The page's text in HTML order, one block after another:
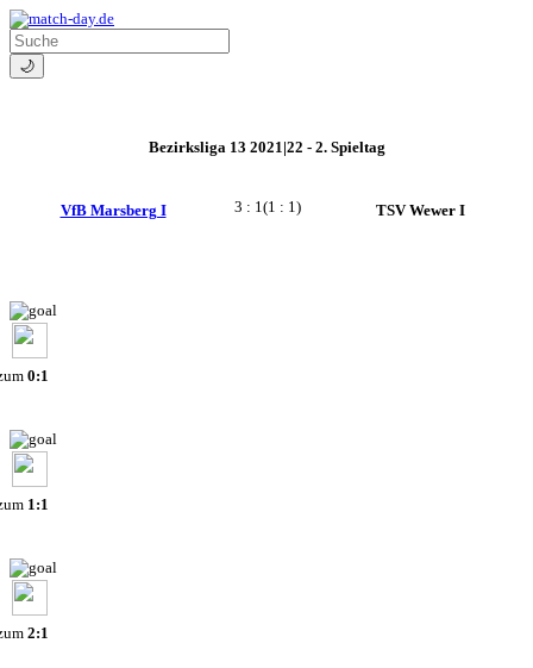
🌙
Bezirksliga 13 2021|22 - 2. Spieltag
VfB Marsberg I 3 : 1(1 : 1) TSV Wewer I
0:1
1:1
2:1